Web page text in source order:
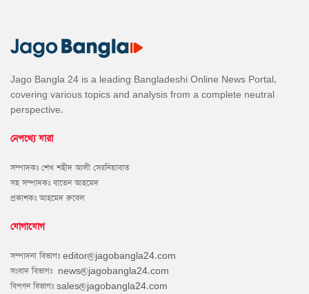
Jago Bangla 24 is a leading Bangladeshi Online News Portal,
covering various topics and analysis from a complete neutral
perspective.
নেপথ্যে যারা
সম্পাদকঃ শেখ শহীদ আলী সেরনিয়াবাত
সহ সম্পাদকঃ বাতেন আহমেদ
প্রকাশকঃ আহমেদ রুবেল
যোগাযোগ
সম্পাদনা বিভাগঃ editor@jagobangla24.com
সংবাদ বিভাগঃ news@jagobangla24.com
বিপণন বিভাগঃ sales@jagobangla24.com